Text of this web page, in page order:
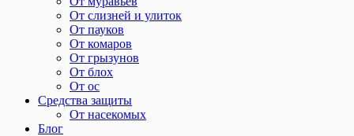
От слизней и улиток
От пауков
От комаров
От грызунов
От блох
От ос
Средства защиты
От насекомых
Блог